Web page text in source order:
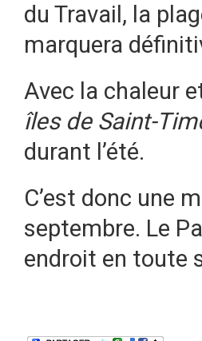
du Travail, la
marquera
Avec la chaleur
îles de Saint-
durant l’été.
C’est donc une
septembre. Le
endroit en toute